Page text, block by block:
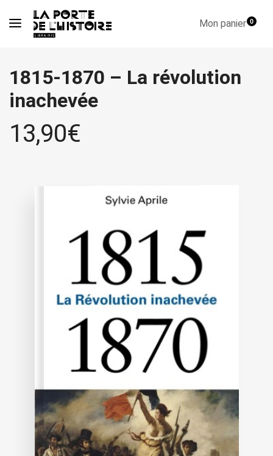
Mon panier0
1815-1870 – La révolution
inachevée
13,90€